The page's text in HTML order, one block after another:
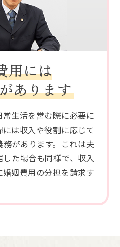
用には
あります
生活を営む際に必要に
は収入や役割に応じて
があります。これは夫
た場合も同様で、収入
姻費用の分担を請求す